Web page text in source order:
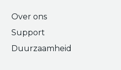
Over ons
Support
Duurzaamheid